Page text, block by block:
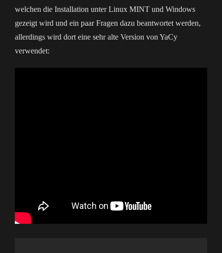
welchen die Installation unter Linux MINT und Windows
gezeigt wird und ein paar Fragen dazu beantwortet werden,
allerdings wird dort eine sehr alte Version von YaCy
verwendet: